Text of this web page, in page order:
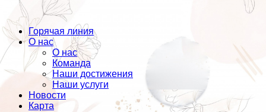
Горячая линия
О нас
О нас
Команда
Наши достижения
Наши услуги
Новости
Карта